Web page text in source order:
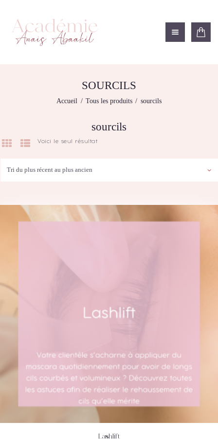
SOURCILS
Accueil Tous les produits sourcils
ACADÉMIE ANAÏS ABAAKIL
Formation et shop Indigo
NOS FORMATIONS
CONTACTEZ-NOUS
RECHERCHE
sourcils
Voici le seul résultat
Lashlift